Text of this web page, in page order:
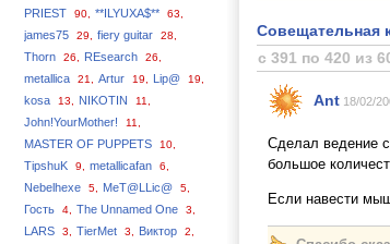
PRIEST 90, **ILYUXA$** 63,
james75 29, fiery guitar 28,
Thorn 26, REsearch 26,
metallica 21, Artur 19, Lip@ 19,
kosa 13, NIKOTIN 11,
John!YourMother! 11,
MASTER OF PUPPETS 10,
TipshuK 9, metallicafan 6,
Nebelhexe 5, MeT@LLic@ 5,
Гость 4, The Unnamed One 3,
LARS 3, TierMet 3, Виктор 2,
Совещательная
с 391 по 420 из
Ant 18/02/
Сделал ведение
большое
Если навести